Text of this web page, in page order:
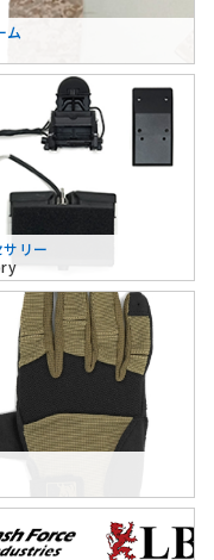
ム
リー